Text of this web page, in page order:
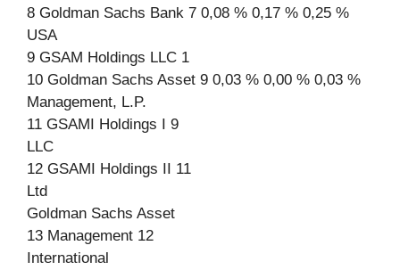
8 Goldman Sachs Bank 7 0,08 % 0,17 % 0,25 %
USA
9 GSAM Holdings LLC 1
10 Goldman Sachs Asset 9 0,03 % 0,00 % 0,03 %
Management, L.P.
11 GSAMI Holdings I 9
LLC
12 GSAMI Holdings II 11
Ltd
Goldman Sachs Asset
13 Management 12
International